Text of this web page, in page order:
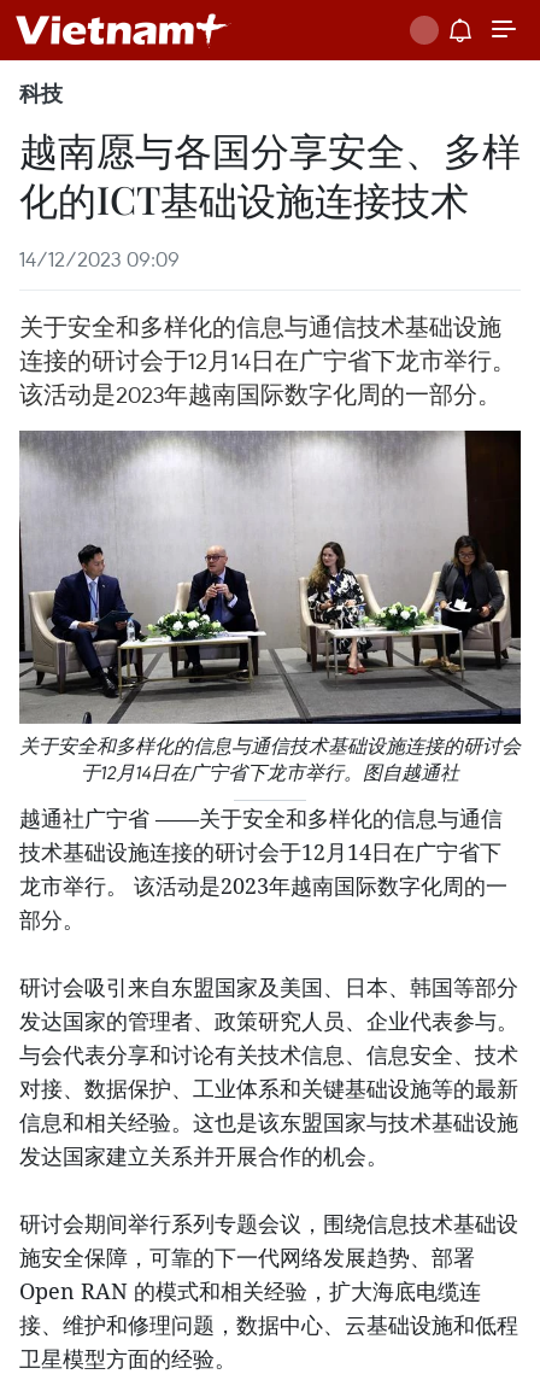
科技
越南愿与各国分享安全、多样
化的ICT基础设施连接技术
14/12/2023 09:09
关于安全和多样化的信息与通信技术基础设施
连接的研讨会于12月14日在广宁省下龙市举行。
该活动是2023年越南国际数字化周的一部分。
关于安全和多样化的信息与通信技术基础设施连接的研讨会
于12月14日在广宁省下龙市举行。图自越通社
越通社广宁省 ——关于安全和多样化的信息与通信
技术基础设施连接的研讨会于12月14日在广宁省下
龙市举行。 该活动是2023年越南国际数字化周的一
部分。
研讨会吸引来自东盟国家及美国、日本、韩国等部分
发达国家的管理者、政策研究人员、企业代表参与。
与会代表分享和讨论有关技术信息、信息安全、技术
对接、数据保护、工业体系和关键基础设施等的最新
信息和相关经验。这也是该东盟国家与技术基础设施
发达国家建立关系并开展合作的机会。
研讨会期间举行系列专题会议，围绕信息技术基础设
施安全保障，可靠的下一代网络发展趋势、部署
Open RAN 的模式和相关经验，扩大海底电缆连
接、维护和修理问题，数据中心、云基础设施和低程
卫星模型方面的经验。